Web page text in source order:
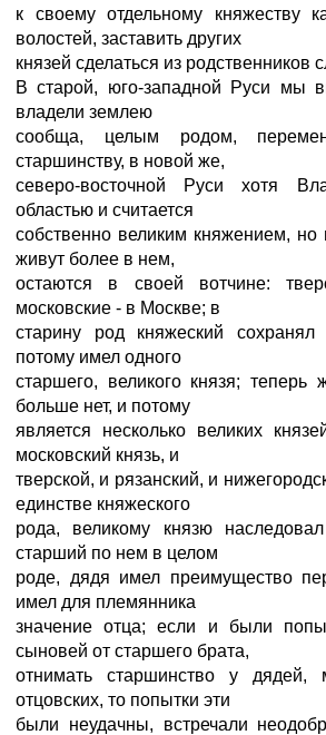
к своему отдельному княжеству
волостей, заставить других
князей сделаться из родственников
В старой, юго-западной Руси мы
владели землею
сообща, целым родом,
старшинству, в новой же,
северо-восточной Руси хотя
областью и считается
собственно великим княжением, но
живут более в нем,
остаются в своей вотчине:
московские - в Москве; в
старину род княжеский
потому имел одного
старшего, великого князя; теперь
больше нет, и потому
является несколько великих
московский князь, и
тверской, и рязанский, и
единстве княжеского
рода, великому князю
старший по нем в целом
роде, дядя имел преимущество
имел для племянника
значение отца; если и были
сыновей от старшего брата,
отнимать старшинство у дядей,
отцовских, то попытки эти
были неудачны, встречали